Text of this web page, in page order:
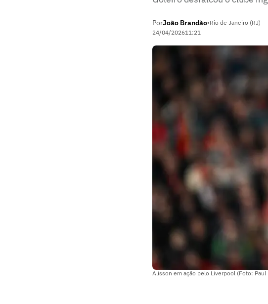
PorJoão Brandão•Rio de Janeiro (RJ)
24/04/202611:21
Alisson em ação pelo Liverpool (Foto: Paul